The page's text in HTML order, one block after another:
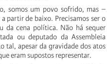
somos um povo sofrido, mas –
partir de baixo. Precisamos ser o
da cena política. Não há sequer
ou deputado da Assembleia
tal, apesar da gravidade dos atos
eram supostos representar.